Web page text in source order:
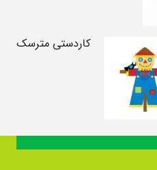
کاردستی مترسک